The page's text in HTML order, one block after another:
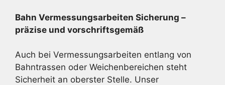
Bahn Vermessungsarbeiten Sicherung –
präzise und vorschriftsgemäß
Auch bei Vermessungsarbeiten entlang von
Bahntrassen oder Weichenbereichen steht
Sicherheit an oberster Stelle. Unser